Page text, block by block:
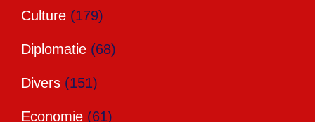
Culture (179)
Diplomatie (68)
Divers (151)
Economie (61)